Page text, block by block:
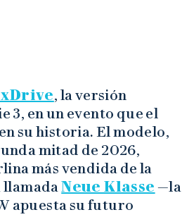
, la versión
3, en un evento que el
su historia. El modelo,
mitad de 2026,
más vendida de la
llamadaNeue Klasse —la
apuesta su futuro